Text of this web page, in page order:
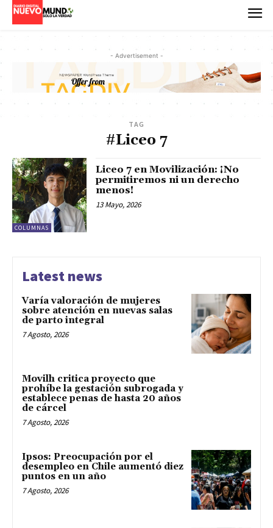
- Advertisement -
TAG
#Liceo 7
COLUMNAS
Liceo 7 en Movilización: ¡No
permitiremos ni un derecho
menos!
13 Mayo, 2026
Latest news
Varía valoración de mujeres
sobre atención en nuevas salas
de parto integral
7 Agosto, 2026
Movilh critica proyecto que
prohíbe la gestación subrogada y
establece penas de hasta 20 años
de cárcel
7 Agosto, 2026
Ipsos: Preocupación por el
desempleo en Chile aumentó diez
puntos en un año
7 Agosto, 2026